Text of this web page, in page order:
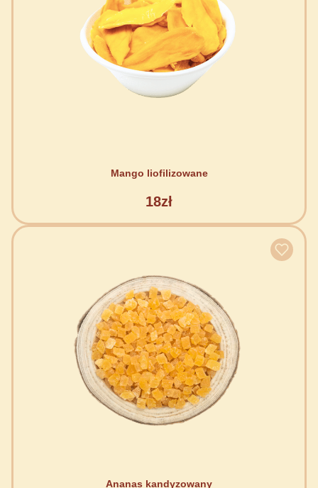
Mango liofilizowane
18zł
Ananas kandyzowany